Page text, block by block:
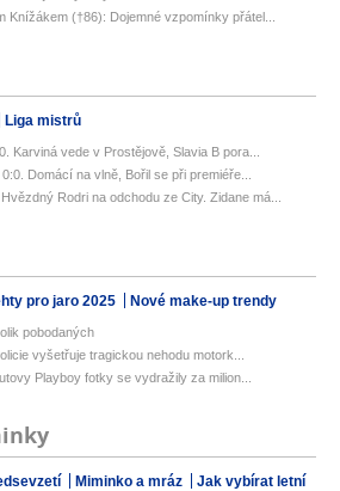
Knížákem (†86): Dojemné vzpomínky přátel...
Liga mistrů
Karviná vede v Prostějově, Slavia B pora...
Domácí na vlně, Bořil se při premiéře...
Rodri na odchodu ze City. Zidane má...
pro jaro 2025 Nové make-up trendy
pobodaných
vyšetřuje tragickou nehodu motork...
Playboy fotky se vydražily za milion...
Miminko a mráz
Jak vybírat letní